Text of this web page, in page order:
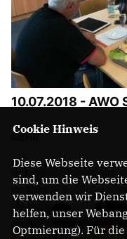
10.07.2018 -
MEHR
Cookie Hinweis
Diese Webseite
sind, um die
verwenden wir
helfen, unser
Optmierung). Für